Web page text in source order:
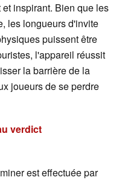
inspirant. Bien que les
les longueurs d'invite
puissent être
l'appareil réussit
la barrière de la
joueurs de se perdre
verdict
est effectuée par